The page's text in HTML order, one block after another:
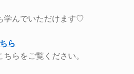
学んでいただけます♡
ら
らをご覧ください。